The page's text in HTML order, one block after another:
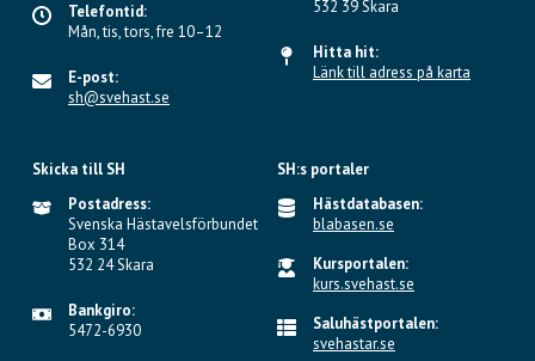
Telefontid:
Mån, tis, tors, fre 10–12
E-post:
sh@svehast.se
532 39 Skara
Hitta hit:
Länk till adress på karta
Skicka till SH
Postadress:
Svenska Hästavelsförbundet
Box 314
532 24 Skara
Bankgiro:
5472-6930
SH:s portaler
Hästdatabasen:
blabasen.se
Kursportalen:
kurs.svehast.se
Saluhästportalen:
svehastar.se